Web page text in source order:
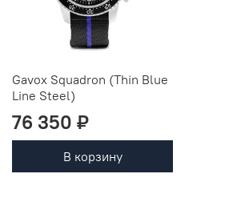
Gavox Squadron (Thin Blue
Line Steel)
76 350 ₽
В корзину